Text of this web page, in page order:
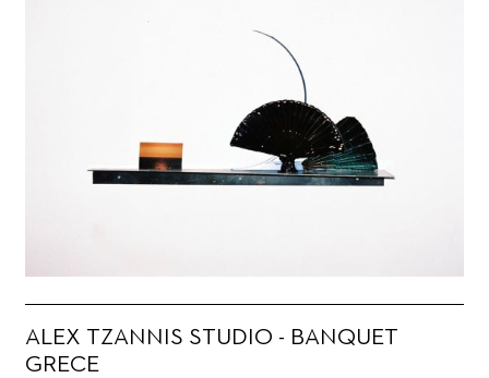
ALEX TZANNIS STUDIO - BANQUET
GRECE